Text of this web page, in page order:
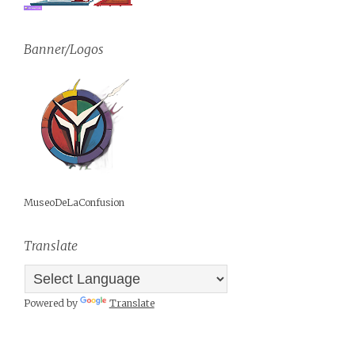
Banner/Logos
MuseoDeLaConfusion
Translate
Powered by Translate